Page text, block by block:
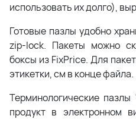
использовать их долго),
Готовые пазлы удобно
zip-lock. Пакеты можно
боксы из FixPrice. Для
этикетки, см в конце файла.
Терминологические
продукт в электронном